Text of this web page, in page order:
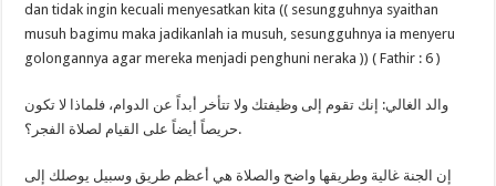
dan tidak ingin kecuali menyesatkan kita (( sesungguhnya syaithan
musuh bagimu maka jadikanlah ia musuh, sesungguhnya ia menyeru
golongannya agar mereka menjadi penghuni neraka )) ( Fathir : 6 )
والد الغالي: إنك تقوم إلى وظيفتك ولا تتأخر أبداً عن الدوام، فلماذا لا تكون
حريصاً أيضاً على القيام لصلاة الفجر؟.
إن الجنة غالية وطريقها واضح والصلاة هي أعظم طريق وسبيل يوصلك إلى